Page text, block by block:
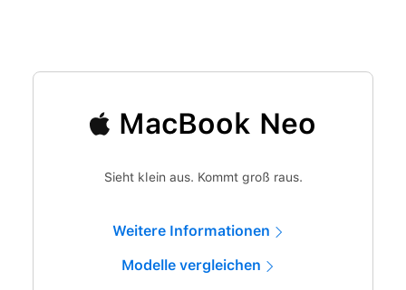
MacBook Neo
Sieht klein aus. Kommt groß raus.
Weitere Informationen
Modelle vergleichen